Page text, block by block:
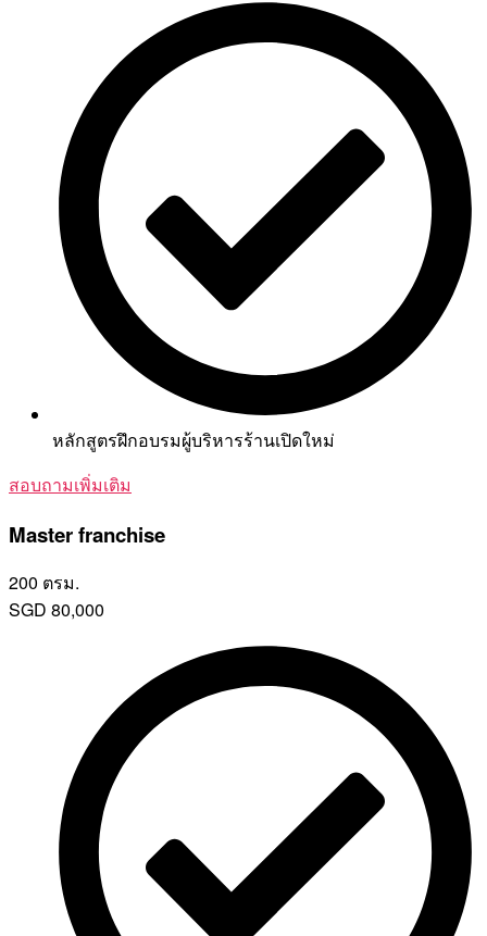
หลักสูตรฝึกอบรมผู้บริหารร้านเปิดใหม่
สอบถามเพิ่มเติม
Master franchise
200 ตรม.
SGD 80,000